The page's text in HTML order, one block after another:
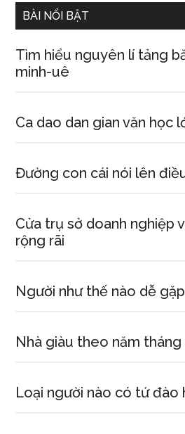
BÀI NỔI BẬT
Tìm hiểu nguyên lí tảng
minh-uê
Ca dao dan gian văn học
Đường con cái nói lên
Cửa trụ sở doanh nghiệp
rộng rãi
Người như thế nào dễ
Nhà giàu theo năm tháng
Loại người nào có tứ đào